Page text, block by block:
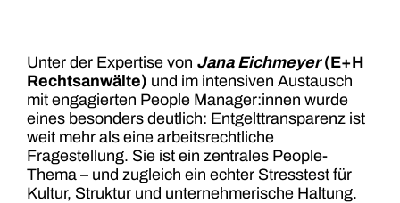
Unter der Expertise von Jana Eichmeyer (E+H
Rechtsanwälte) und im intensiven Austausch
mit engagierten People Manager:innen wurde
eines besonders deutlich: Entgelttransparenz ist
weit mehr als eine arbeitsrechtliche
Fragestellung. Sie ist ein zentrales People-
Thema – und zugleich ein echter Stresstest für
Kultur, Struktur und unternehmerische Haltung.